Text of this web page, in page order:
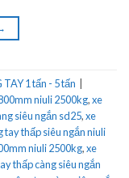
TAY 1 tấn - 5 tấn
niuli 2500kg,xe
siêu ngắn sd25,xe
tay thấp siêu ngắn niuli
niuli 2500kg,xe
thấp càng siêu ngắn